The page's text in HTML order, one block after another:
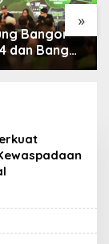
»
Bangor
dan Bangor
Ekosistem